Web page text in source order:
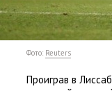
Фото: Reuters
Проиграв в